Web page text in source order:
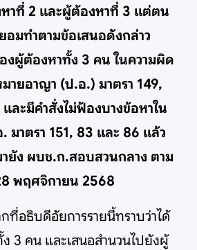
าที่ 2 และผู้ต้องหาที่ 3 แต่ตน
อมทำตามข้อเสนอดังกล่าว
งผู้ต้องหาทั้ง 3 คน ในความผิด
ายอาญา (ป.อ.) มาตรา 149,
ละมีคำสั่งไม่ฟ้องบางข้อหาใน
มาตรา 151, 83 และ 86 แล้ว
ยัง ผบช.ก.สอบสวนกลาง ตาม
พฤศจิกายน 2568
ที่อธิบดีอัยการรายนี้ทราบว่าได้
3 คน และเสนอสำนวนไปยังผู้